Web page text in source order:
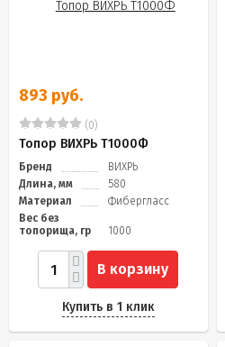
893 руб.
(0)
Топор ВИХРЬ Т1000Ф
Бренд
ВИХРЬ
Длина, мм
580
Материал
Фибергласс
Вес без
топорища, гр
1000
В корзину
Купить в 1 клик